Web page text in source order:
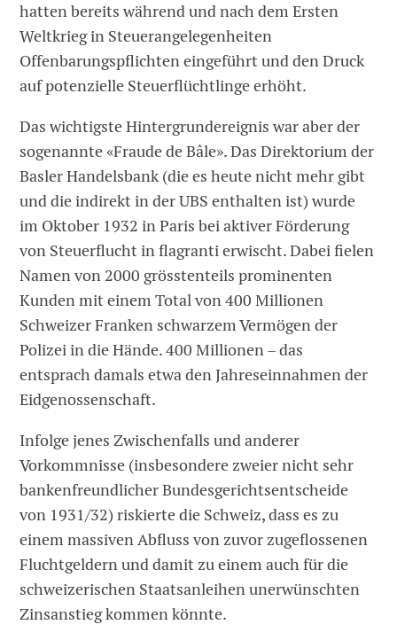
hatten bereits während und nach dem Ersten
Weltkrieg in Steuerangelegenheiten
Offenbarungspflichten eingeführt und den Druck
auf potenzielle Steuerflüchtlinge erhöht.
Das wichtigste Hintergrundereignis war aber der
sogenannte «Fraude de Bâle». Das Direktorium der
Basler Handelsbank (die es heute nicht mehr gibt
und die indirekt in der UBS enthalten ist) wurde
im Oktober 1932 in Paris bei aktiver Förderung
von Steuerflucht in flagranti erwischt. Dabei fielen
Namen von 2000 grösstenteils prominenten
Kunden mit einem Total von 400 Mil­lionen
Schweizer Franken schwarzem Vermögen der
Polizei in die Hände. 400 Millionen – das
entsprach damals etwa den Jahreseinnahmen der
Eidgenossenschaft.
Infolge jenes Zwischenfalls und anderer
Vorkommnisse (insbesondere zweier nicht sehr
bankenfreundlicher Bundesgerichtsentscheide
von 1931/32) riskierte die Schweiz, dass es zu
einem massiven Abfluss von zuvor zugeflossenen
Fluchtgeldern und damit zu einem auch für die
schweizerischen Staatsanleihen unerwünschten
Zinsanstieg kommen könnte.